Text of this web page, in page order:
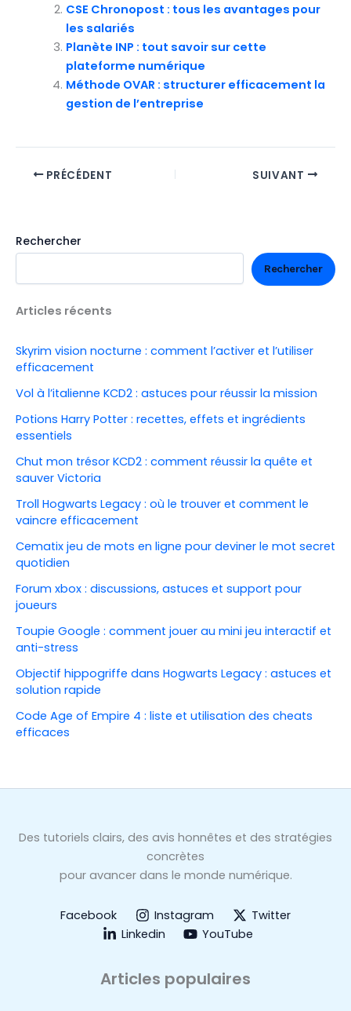
CSE Chronopost : tous les avantages pour
les salariés
Planète INP : tout savoir sur cette
plateforme numérique
Méthode OVAR : structurer efficacement la
gestion de l’entreprise
PRÉCÉDENT SUIVANT
Rechercher
Rechercher
Articles récents
Skyrim vision nocturne : comment l’activer et l’utiliser
efficacement
Vol à l’italienne KCD2 : astuces pour réussir la mission
Potions Harry Potter : recettes, effets et ingrédients
essentiels
Chut mon trésor KCD2 : comment réussir la quête et
sauver Victoria
Troll Hogwarts Legacy : où le trouver et comment le
vaincre efficacement
Cematix jeu de mots en ligne pour deviner le mot secret
quotidien
Forum xbox : discussions, astuces et support pour
joueurs
Toupie Google : comment jouer au mini jeu interactif et
anti-stress
Objectif hippogriffe dans Hogwarts Legacy : astuces et
solution rapide
Code Age of Empire 4 : liste et utilisation des cheats
efficaces
Des tutoriels clairs, des avis honnêtes et des stratégies
concrètes
pour avancer dans le monde numérique.
Facebook Instagram
Twitter
Linkedin
YouTube
Articles populaires